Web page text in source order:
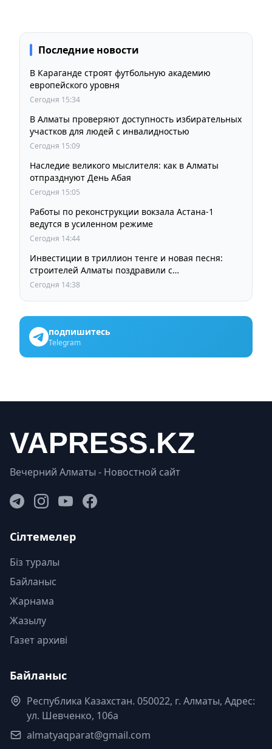
Последние новости
В Караганде строят футбольную академию
европейского уровня
Сегодня 15:34
В Алматы проверяют доступность избирательных
участков для людей с инвалидностью
Сегодня 15:09
Наследие великого мыслителя: как в Алматы
отпразднуют День Абая
Сегодня 15:05
Работы по реконструкции вокзала Астана-1
ведутся в усиленном режиме
Сегодня 14:44
Инвестиции в триллион тенге и новая песня:
строителей Алматы поздравили с
профессиональным праздником
Сегодня 14:38
подпишитесь
Telegram
Вечерний Алматы - Новостной сайт
Сілтемелер
Біз туралы
Байланыс
Жарнама
Жазылу
Газет архиві
Байланыс
Республика Казахстан. 050022, г. Алматы, Адрес:
ул. Шевченко, 106а
almatyaqparat@gmail.com